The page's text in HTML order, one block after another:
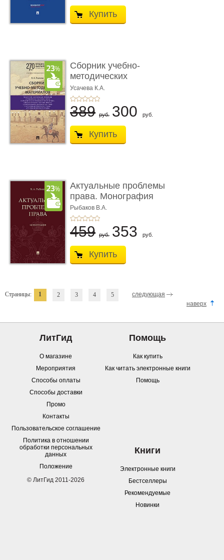
Купить
Сборник учебно-
методических
материалов по кур ...
Усачева К.А.
389 руб. 300 руб.
Купить
Актуальные проблемы
права. Монография
Рыбаков В.А.
459 руб. 353 руб.
Купить
Страницы: 1 2 3 4 5
следующая
наверх
ЛитГид
О магазине
Мероприятия
Способы оплаты
Способы доставки
Промо
Контакты
Пользовательское соглашение
Политика в отношении
обработки персональных
данных
Положение
© ЛитГид 2011-2026
Помощь
Как купить
Как читать электронные книги
Помощь
Книги
Электронные книги
Бестселлеры
Рекомендуемые
Новинки